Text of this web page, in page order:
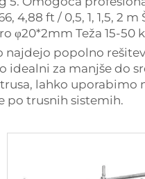
ft / 0,5, 1, 1,5, 2 m
φ20*2mm Teža 15-50
popolno
za manjše do
lahko uporabimo
po trusnih sistemih.